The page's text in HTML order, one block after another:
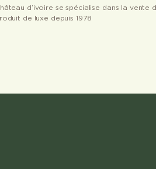
d’ivoire se spécialise dans la vente
de luxe depuis 1978